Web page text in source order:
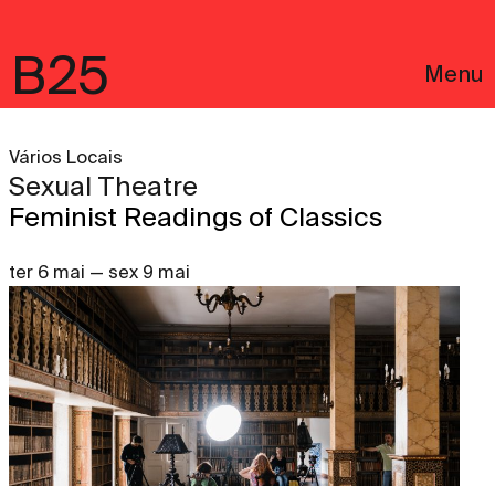
B25 Menu
English
Avisos Legais
Vários Locais
Sexual Theatre
Feminist Readings of Classics
ter 6 mai — sex 9 mai